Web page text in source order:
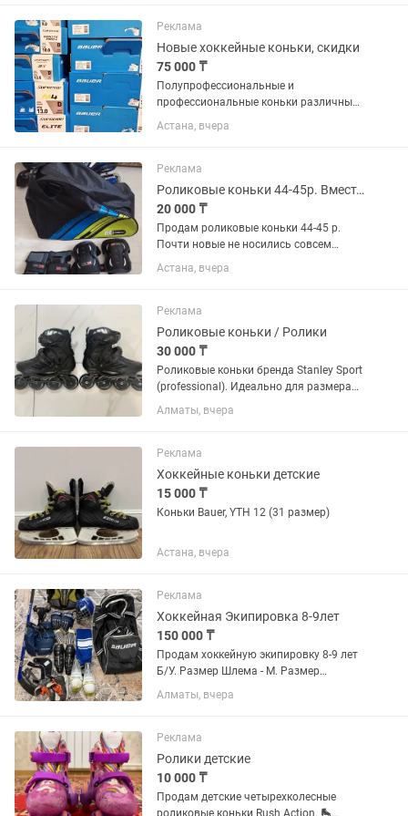
Bauer, краги Bauer Supreme,...
Реклама
Новые хоккейные коньки, скидки
75 000 ₸
Полупрофессиональные и
профессиональные коньки различных
моделей и размеров, детские,
юниорские, взрослые. Самые низкие
Астана, вчера
Реклама
Роликовые коньки 44-45р. Вместе с сумкой и защитой
20 000 ₸
Продам роликовые коньки 44-45 р.
Почти новые не носились совсем
покупал в абу-даби за 100 В комплекте
сумка и защита на кисти и локти,
Продаю всё вместе
Астана, вчера
Реклама
Роликовые коньки / Ролики
30 000 ₸
Роликовые коньки бренда Stanley Sport
(professional). Идеально для размера
35-36. В отличном состоянии.
Алматы, вчера
Реклама
Хоккейные коньки детские
15 000 ₸
Коньки Bauer, YTH 12 (31 размер)
Астана, вчера
Реклама
Хоккейная Экипировка 8-9лет
150 000 ₸
Продам хоккейную экипировку 8-9 лет
Б/У. Размер Шлема - М. Размер
Коньков - 35. Торг уместен на месте.
Алматы, вчера
Реклама
Ролики детские
10 000 ₸
Продам детские четырехколесные
роликовые коньки Rush Action. 🛼